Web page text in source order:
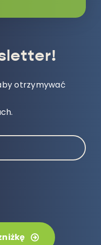
otrzymywać